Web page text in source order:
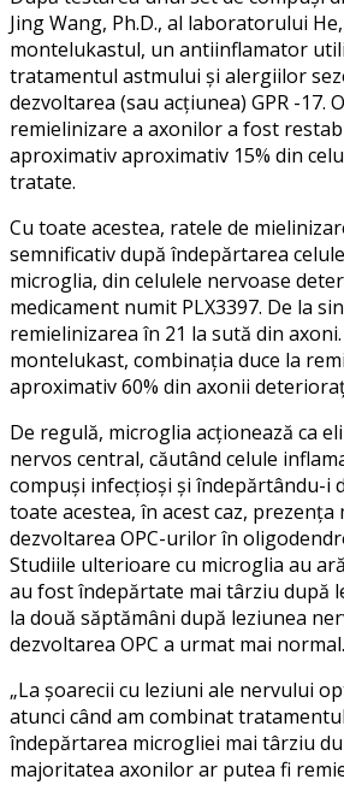
Jing Wang, Ph.D., al laboratorului
montelukastul, un antiinflamator
tratamentul astmului și alergiilor
dezvoltarea (sau acțiunea) GPR -17.
remielinizare a axonilor a fost
aproximativ aproximativ 15% din
tratate.
Cu toate acestea, ratele de
semnificativ după îndepărtarea
microglia, din celulele nervoase
medicament numit PLX3397. De la
remielinizarea în 21 la sută din
montelukast, combinația duce la
aproximativ 60% din axonii
De regulă, microglia acționează ca
nervos central, căutând celule
compuși infecțioși și îndepărtându-i
toate acestea, în acest caz,
dezvoltarea OPC-urilor în
Studiile ulterioare cu microglia au
au fost îndepărtate mai târziu după
la două săptămâni după leziunea
dezvoltarea OPC a urmat mai normal.
„La șoarecii cu leziuni ale nervului
atunci când am combinat
îndepărtarea microgliei mai târziu
majoritatea axonilor ar putea fi